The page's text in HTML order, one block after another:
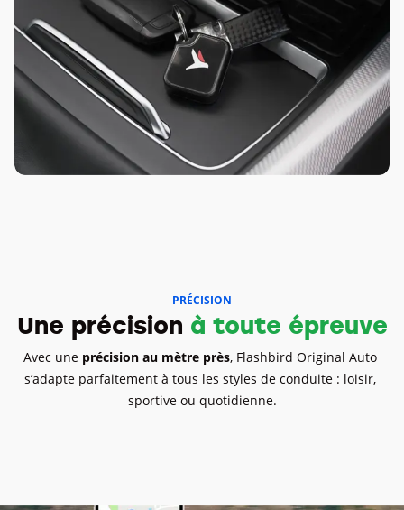
PRÉCISION
Une précision à toute épreuve
Avec une précision au mètre près, Flashbird Original Auto
s’adapte parfaitement à tous les styles de conduite : loisir,
sportive ou quotidienne.